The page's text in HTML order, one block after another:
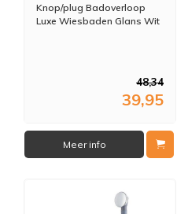
Knop/plug Badoverloop
Luxe Wiesbaden Glans Wit
48,34
39,95
Meer info